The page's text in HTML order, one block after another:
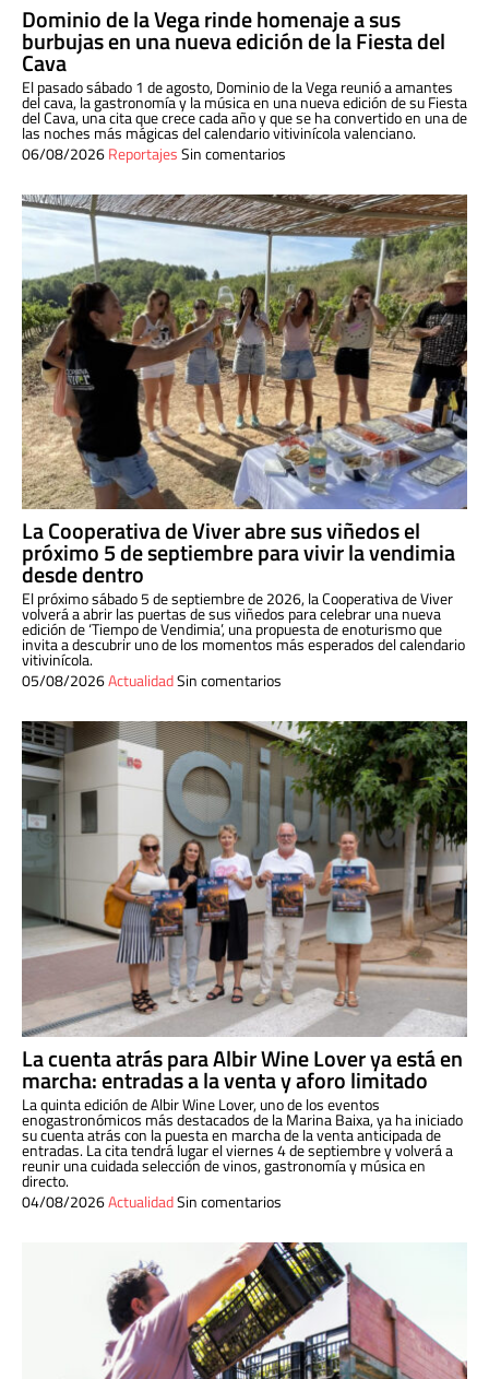
Dominio de la Vega rinde homenaje a sus
burbujas en una nueva edición de la Fiesta del
Cava
El pasado sábado 1 de agosto, Dominio de la Vega reunió a amantes
del cava, la gastronomía y la música en una nueva edición de su Fiesta
del Cava, una cita que crece cada año y que se ha convertido en una de
las noches más mágicas del calendario vitivinícola valenciano.
06/08/2026ReportajesSin comentarios
La Cooperativa de Viver abre sus viñedos el
próximo 5 de septiembre para vivir la vendimia
desde dentro
El próximo sábado 5 de septiembre de 2026, la Cooperativa de Viver
volverá a abrir las puertas de sus viñedos para celebrar una nueva
edición de ‘Tiempo de Vendimia’, una propuesta de enoturismo que
invita a descubrir uno de los momentos más esperados del calendario
vitivinícola.
05/08/2026ActualidadSin comentarios
La cuenta atrás para Albir Wine Lover ya está en
marcha: entradas a la venta y aforo limitado
La quinta edición de Albir Wine Lover, uno de los eventos
enogastronómicos más destacados de la Marina Baixa, ya ha iniciado
su cuenta atrás con la puesta en marcha de la venta anticipada de
entradas. La cita tendrá lugar el viernes 4 de septiembre y volverá a
reunir una cuidada selección de vinos, gastronomía y música en
directo.
04/08/2026ActualidadSin comentarios